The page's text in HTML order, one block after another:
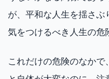
が、平和な人生を揺さ
気をつけるべき人生の危
これだけの危険のなか